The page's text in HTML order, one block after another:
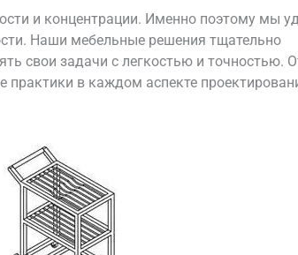
и концентрации. Именно поэтому мы
Наши мебельные решения тщательно
свои задачи с легкостью и точностью.
в каждом аспекте